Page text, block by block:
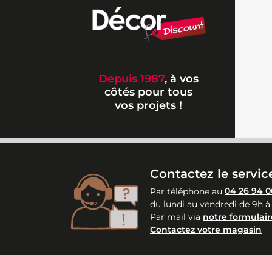
Depuis 1987, à vos
côtés pour tous
vos projets !
Contactez le
Par téléphone au 04 26 94
du lundi au vendredi de 9h à
Par mail via notre
Contactez votre magasin